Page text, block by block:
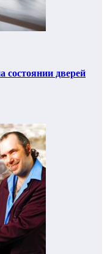
дверей